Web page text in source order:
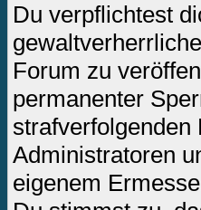
Du verpflichtest
Forum zu
permanenter
strafverfolgenden
Administratoren
eigenem